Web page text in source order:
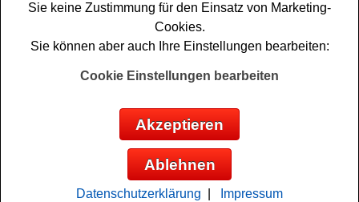
denn jedes Türchen ist einen Monat lang geöffnet. Viel
Glück bei diesem tollen GQAdventskalender
eine schöne Vorweihnachtszeit!
und tollen Urlaub
Anzeige:
Sie keine Zustimmung für den Einsatz von Marketing-
Cookies.
Sie können aber auch Ihre Einstellungen bearbeiten:
Cookie Einstellungen bearbeiten
Akzeptieren
Ablehnen
Datenschutzerklärung Impressum